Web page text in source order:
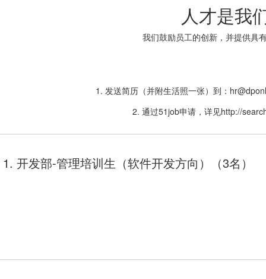
人才是我
我们鼓励员工的创新，并提供具
1. 发送简历（并附生活照一张）到：
2. 通过51job申请，详见http://
1. 开发部-管理培训生（软件开发方向）（3名）